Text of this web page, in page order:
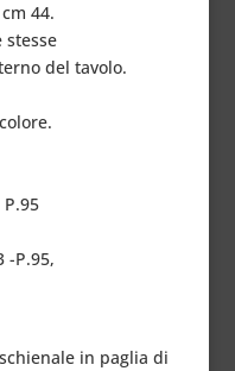
44.
stesse
del tavolo.
-P.95,
in paglia di